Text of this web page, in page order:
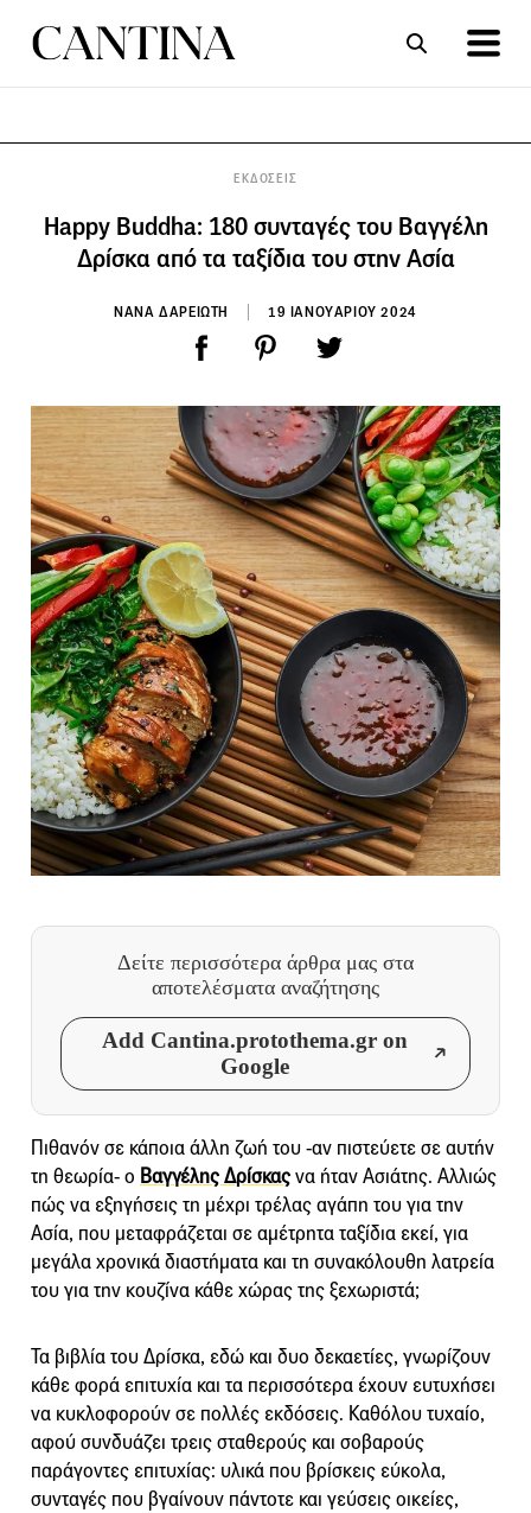
ΕΚΔΟΣΕΙΣ
Happy Buddha: 180 συνταγές του Βαγγέλη
Δρίσκα από τα ταξίδια του στην Ασία
ΝΑΝΑ ΔΑΡΕΙΩΤΗ 19 ΙΑΝΟΥΑΡΙΟΥ 2024
Δείτε περισσότερα άρθρα μας στα
αποτελέσματα αναζήτησης
Add Cantina.protothema.gr on
Google
Πιθανόν σε κάποια άλλη ζωή του -αν πιστεύετε σε αυτήν
τη θεωρία- ο Βαγγέλης Δρίσκαςνα ήταν Ασιάτης. Αλλιώς
πώς να εξηγήσεις τη μέχρι τρέλας αγάπη του για την
Ασία, που μεταφράζεται σε αμέτρητα ταξίδια εκεί, για
μεγάλα χρονικά διαστήματα και τη συνακόλουθη λατρεία
του για την κουζίνα κάθε χώρας της ξεχωριστά;
Τα βιβλία του Δρίσκα, εδώ και δυο δεκαετίες, γνωρίζουν
κάθε φορά επιτυχία και τα περισσότερα έχουν ευτυχήσει
να κυκλοφορούν σε πολλές εκδόσεις. Καθόλου τυχαίο,
αφού συνδυάζει τρεις σταθερούς και σοβαρούς
παράγοντες επιτυχίας: υλικά που βρίσκεις εύκολα,
συνταγές που βγαίνουν πάντοτε και γεύσεις οικείες,